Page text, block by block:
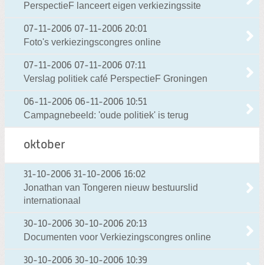
PerspectieF lanceert eigen verkiezingssite
07-11-2006 07-11-2006 20:01
Foto's verkiezingscongres online
07-11-2006 07-11-2006 07:11
Verslag politiek café PerspectieF Groningen
06-11-2006 06-11-2006 10:51
Campagnebeeld: 'oude politiek' is terug
oktober
31-10-2006 31-10-2006 16:02
Jonathan van Tongeren nieuw bestuurslid
internationaal
30-10-2006 30-10-2006 20:13
Documenten voor Verkiezingscongres online
30-10-2006 30-10-2006 10:39